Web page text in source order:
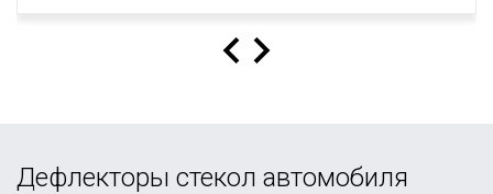
Дефлекторы стекол автомобиля